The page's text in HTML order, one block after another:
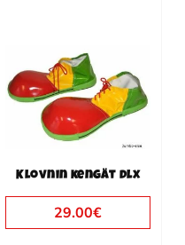
Klovnin kengät dlx
29.00€